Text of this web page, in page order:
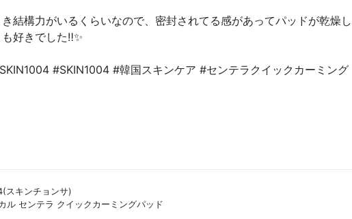
結構力がいるくらいなので、密封されてる感があってパッドが乾燥し
好きでした‼️✨️
#SKIN1004 #韓国スキンケア #センテラクイックカーミング
スキンチョンサ)
ル センテラ クイックカーミングパッド